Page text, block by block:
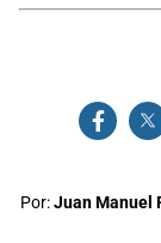
Por:Juan Manuel